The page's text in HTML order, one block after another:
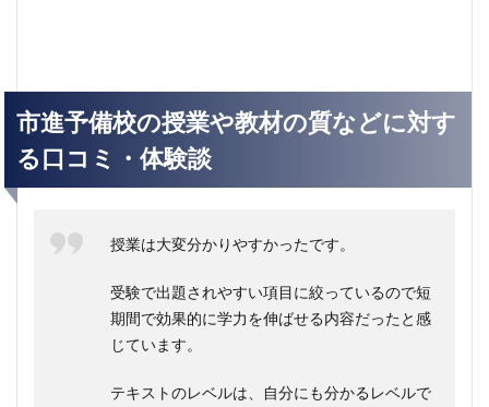
市進予備校の授業や教材の質などに対す
る口コミ・体験談
授業は大変分かりやすかったです。
受験で出題されやすい項目に絞っているので短
期間で効果的に学力を伸ばせる内容だったと感
じています。
テキストのレベルは、自分にも分かるレベルで